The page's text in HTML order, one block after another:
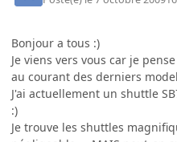
Bonjour a tous :)
Je viens vers vous car je
au courant des derniers
J'ai actuellement un shuttle
:)
Je trouve les shuttles